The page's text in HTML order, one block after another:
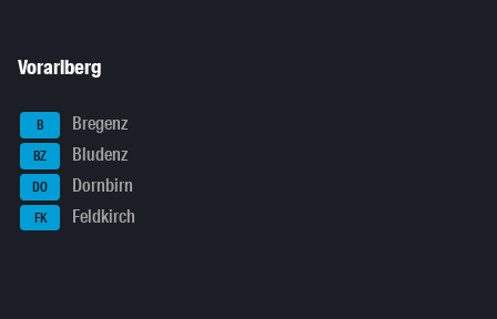
Vorarlberg
B Bregenz
BZ Bludenz
DO Dornbirn
FK Feldkirch